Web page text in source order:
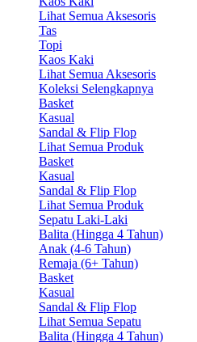
Lihat Semua Aksesoris
Tas
Topi
Kaos Kaki
Lihat Semua Aksesoris
Koleksi Selengkapnya
Basket
Kasual
Sandal & Flip Flop
Lihat Semua Produk
Basket
Kasual
Sandal & Flip Flop
Lihat Semua Produk
Sepatu Laki-Laki
Balita (Hingga 4 Tahun)
Anak (4-6 Tahun)
Remaja (6+ Tahun)
Basket
Kasual
Sandal & Flip Flop
Lihat Semua Sepatu
Balita (Hingga 4 Tahun)